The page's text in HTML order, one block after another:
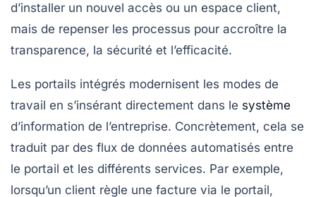
d’installer un nouvel accès ou un espace client,
mais de repenser les processus pour accroître la
transparence, la sécurité et l’efficacité.
Les portails intégrés modernisent les modes de
travail en s’insérant directement dans le système
d’information de l’entreprise. Concrètement, cela se
traduit par des flux de données automatisés entre
le portail et les différents services. Par exemple,
lorsqu’un client règle une facture via le portail,